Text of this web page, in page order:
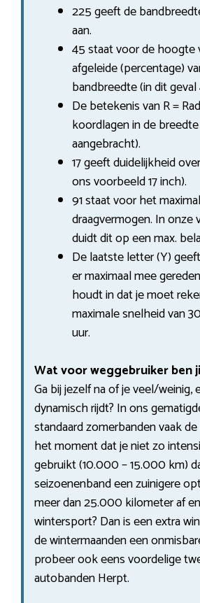
225 geeft de
aan.
45 staat voor de hoogte
afgeleide (percentage)
bandbreedte (in dit
De betekenis van R =
koordlagen in de
aangebracht).
17 geeft duidelijkheid
ons voorbeeld 17 inch).
91 staat voor het
draagvermogen. In
duidt dit op een max.
De laatste letter (Y)
er maximaal mee
houdt in dat je moet
maximale snelheid van
uur.
Wat voor weggebruiker ben
Ga bij jezelf na of je veel/weinig,
dynamisch rijdt? In ons
standaard zomerbanden vaak
het moment dat je niet zo
gebruikt (10.000 – 15.000 km)
seizoenenband een zuinigere
meer dan 25.000 kilometer af
wintersport? Dan is een extra
de wintermaanden een
probeer ook eens voordelige
autobanden Herpt.